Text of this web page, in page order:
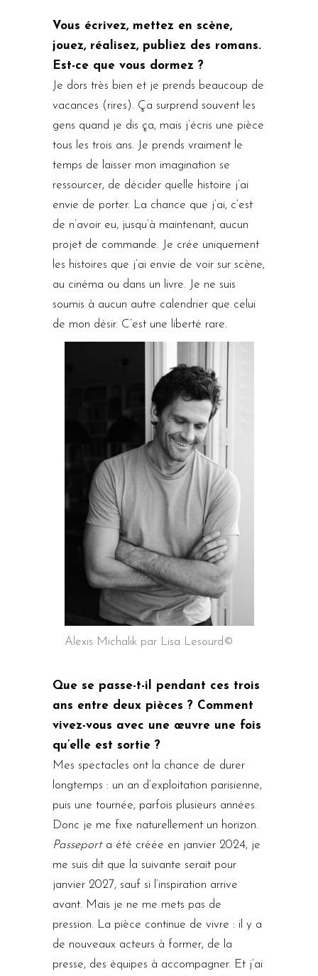
Vous écrivez, mettez en scène,
jouez, réalisez, publiez des romans.
Est-ce que vous dormez ?
Je dors très bien et je prends beaucoup de
vacances (rires). Ça surprend souvent les
gens quand je dis ça, mais j’écris une pièce
tous les trois ans. Je prends vraiment le
temps de laisser mon imagination se
ressourcer, de décider quelle histoire j’ai
envie de porter. La chance que j’ai, c’est
de n’avoir eu, jusqu’à maintenant, aucun
projet de commande. Je crée uniquement
les histoires que j’ai envie de voir sur scène,
au cinéma ou dans un livre. Je ne suis
soumis à aucun autre calendrier que celui
de mon désir. C’est une liberté rare.
Alexis Michalik par Lisa Lesourd©
Que se passe-t-il pendant ces trois
ans entre deux pièces ? Comment
vivez-vous avec une œuvre une fois
qu’elle est sortie ?
Mes spectacles ont la chance de durer
longtemps : un an d’exploitation parisienne,
puis une tournée, parfois plusieurs années.
Donc je me fixe naturellement un horizon.
Passeporta été créée en janvier 2024, je
me suis dit que la suivante serait pour
janvier 2027, sauf si l’inspiration arrive
avant. Mais je ne me mets pas de
pression. La pièce continue de vivre : il y a
de nouveaux acteurs à former, de la
presse, des équipes à accompagner. Et j’ai